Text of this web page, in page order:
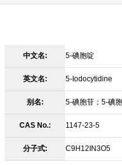
中文名: 5-碘胞啶
英文名: 5-Iodocytidine
别名: 5-碘胞苷；5-碘
CAS No.: 1147-23-5
分子式: C9H12IN3O5